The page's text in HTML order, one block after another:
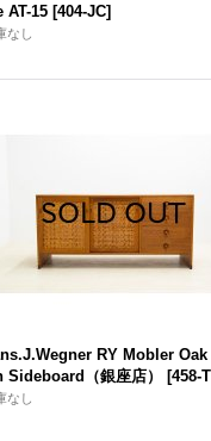
AT-15 [404-JC]
なし
RY Mobler Oak
Sideboard（銀座店）
[458-
なし